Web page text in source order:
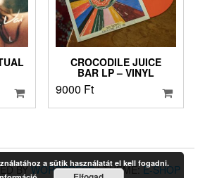
CROCODILE JUICE
BAR LP – VINYL
9000 Ft
BYWORDPRESS |THEME:E-SHOP
a sütik használatát el kell fogadni.